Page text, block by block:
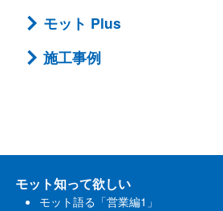
モット Plus
施工事例
モット知って欲しい
モット語る「営業編1」